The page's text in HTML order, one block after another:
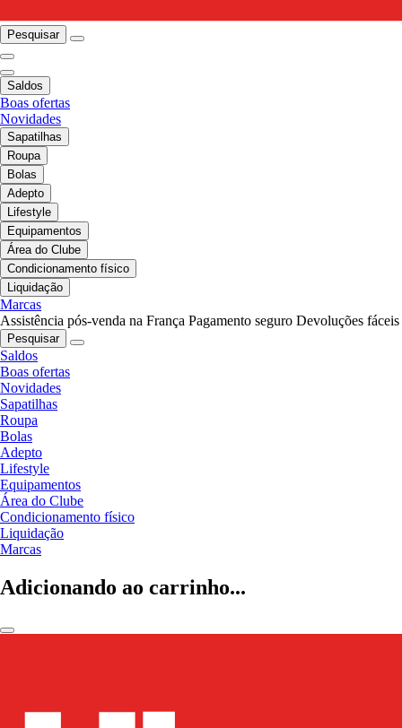
Pesquisar
Saldos
Boas ofertas
Novidades
Sapatilhas
Roupa
Bolas
Adepto
Lifestyle
Equipamentos
Área do Clube
Condicionamento físico
Liquidação
Marcas
Assistência pós-venda na França Pagamento seguro Devoluções fáceis
Pesquisar
Saldos
Boas ofertas
Novidades
Sapatilhas
Roupa
Bolas
Adepto
Lifestyle
Equipamentos
Área do Clube
Condicionamento físico
Liquidação
Marcas
Adicionando ao carrinho...